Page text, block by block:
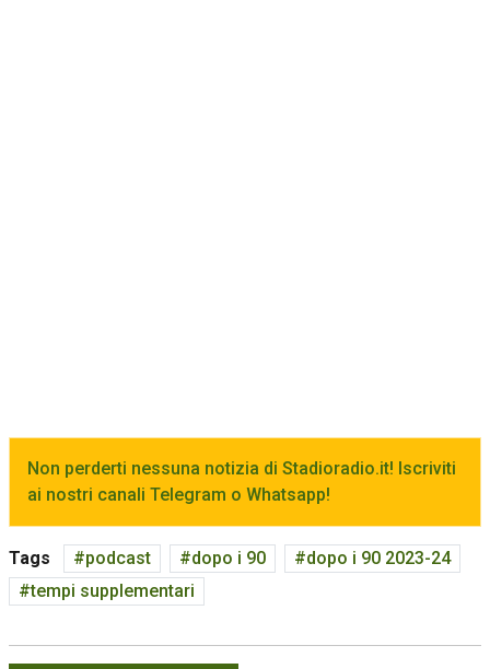
Non perderti nessuna notizia di Stadioradio.it! Iscriviti
ai nostri canali Telegram o Whatsapp!
Tags podcast dopo i 90
dopo i 90 2023-24
tempi supplementari